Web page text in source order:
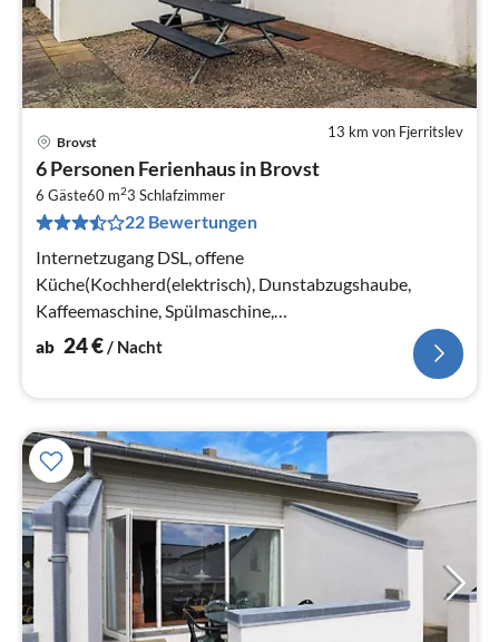
13 km von Fjerritslev
Brovst
6 Personen Ferienhaus in Brovst
6 Gäste60 m23 Schlafzimmer
22 Bewertungen
Internetzugang DSL, offene
Küche(Kochherd(elektrisch), Dunstabzugshaube,
Kaffeemaschine, Spülmaschine,
Kühl-/Gefrierkombination),
Wohn-/Schlafzimmer(TV(dänische Fernsehsender))
ab 24€/ Nacht